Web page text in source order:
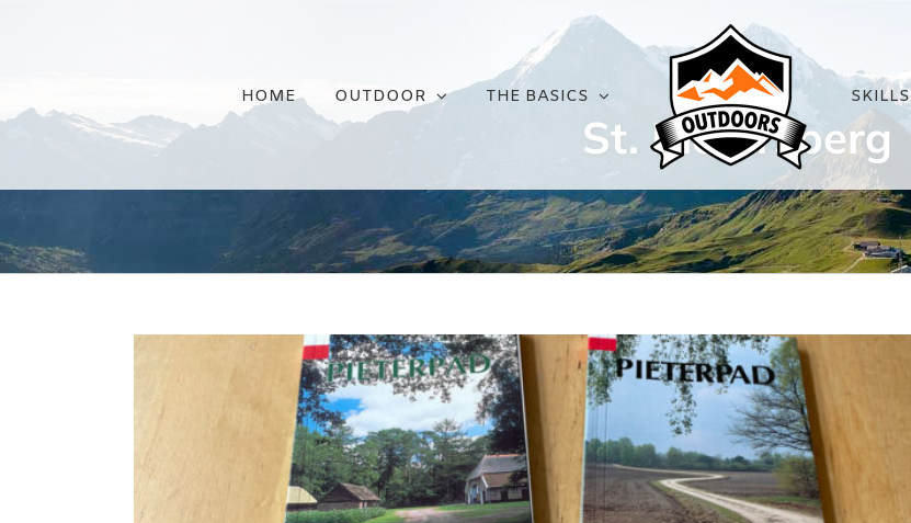
HOME OUTDOOR THE BASICS SKILLS
St. Pietersberg